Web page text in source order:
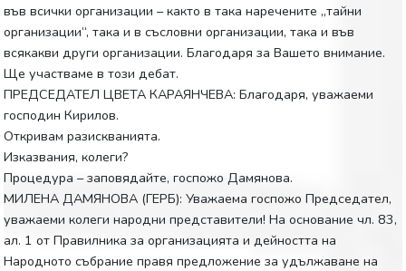
във всички организации – както в така наречените „тайни
организации“, така и в съсловни организации, така и във
всякакви други организации. Благодаря за Вашето внимание.
Ще участваме в този дебат.
ПРЕДСЕДАТЕЛ ЦВЕТА КАРАЯНЧЕВА: Благодаря, уважаеми
господин Кирилов.
Откривам разискванията.
Изказвания, колеги?
Процедура – заповядайте, госпожо Дамянова.
МИЛЕНА ДАМЯНОВА (ГЕРБ): Уважаема госпожо Председател,
уважаеми колеги народни представители! На основание чл. 83,
ал. 1 от Правилника за организацията и дейността на
Народното събрание правя предложение за удължаване на